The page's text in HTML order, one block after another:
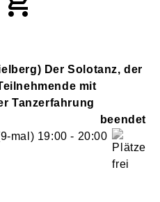
Der Solotanz, der
mit
Tanzerfahrung
mal) 19:00 - 20:00